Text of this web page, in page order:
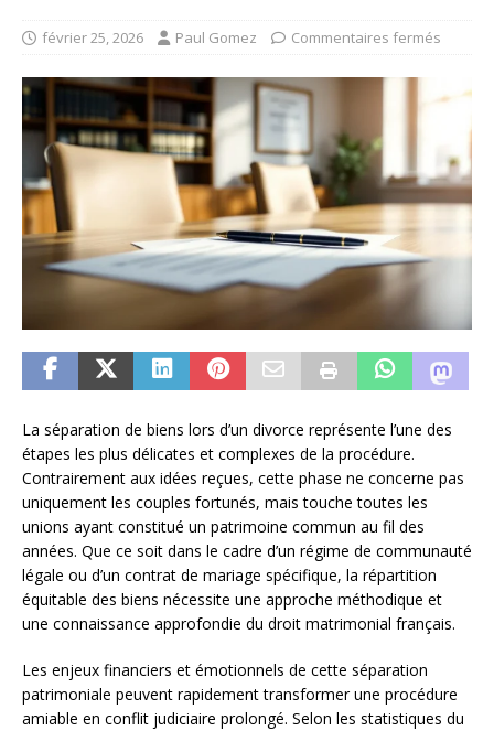
février 25, 2026 Paul Gomez Commentaires fermés
La séparation de biens lors d’un divorce représente l’une des
étapes les plus délicates et complexes de la procédure.
Contrairement aux idées reçues, cette phase ne concerne pas
uniquement les couples fortunés, mais touche toutes les
unions ayant constitué un patrimoine commun au fil des
années. Que ce soit dans le cadre d’un régime de communauté
légale ou d’un contrat de mariage spécifique, la répartition
équitable des biens nécessite une approche méthodique et
une connaissance approfondie du droit matrimonial français.
Les enjeux financiers et émotionnels de cette séparation
patrimoniale peuvent rapidement transformer une procédure
amiable en conflit judiciaire prolongé. Selon les statistiques du